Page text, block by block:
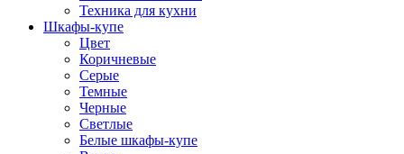
Техника для кухни
Шкафы-купе
Цвет
Коричневые
Серые
Темные
Черные
Светлые
Белые шкафы-купе